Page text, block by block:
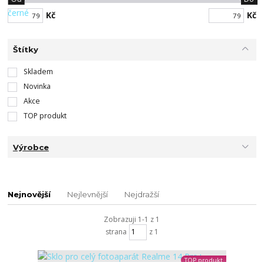
Kč Kč
Štítky
Skladem
Novinka
Akce
TOP produkt
Výrobce
Nejnovější Nejlevnější Nejdražší
Zobrazuji 1-1 z 1
strana
z 1
TOP produkt